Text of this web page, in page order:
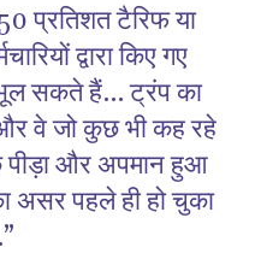
प्रतिशत टैरिफ या
द्वारा किए गए
सकते हैं… ट्रंप का
वे जो कुछ भी कह रहे
और अपमान हुआ
असर पहले ही हो चुका